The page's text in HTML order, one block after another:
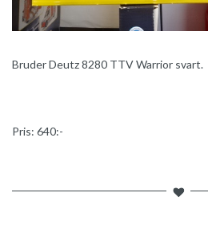
Bruder Deutz 8280 TTV Warrior svart.
Pris: 640:-